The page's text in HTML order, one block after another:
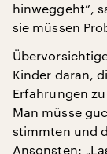
hinweggeht“,
sie müssen
Kinder daran,
Erfahrungen
Man müsse
stimmten und
Ansonsten: